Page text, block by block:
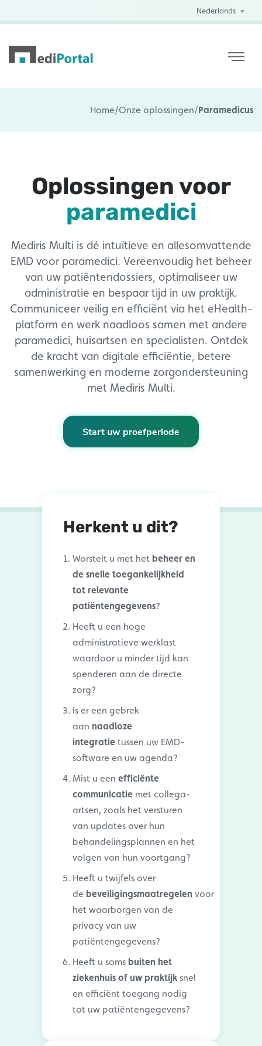
Nederlands
Home/Onze oplossingen/Paramedicus
Oplossingen voor
paramedici
Mediris Multi is dé intuïtieve en allesomvattende
EMD voor paramedici. Vereenvoudig het beheer
van uw patiëntendossiers, optimaliseer uw
administratie en bespaar tijd in uw praktijk.
Communiceer veilig en efficiënt via het eHealth-
platform en werk naadloos samen met andere
paramedici, huisartsen en specialisten. Ontdek
de kracht van digitale efficiëntie, betere
samenwerking en moderne zorgondersteuning
met Mediris Multi.
Start uw proefperiode
Herkent u dit?
Worstelt u met het beheer en
de snelle toegankelijkheid
tot relevante
patiëntengegevens?
Heeft u een hoge
administratieve werklast
waardoor u minder tijd kan
spenderen aan de directe
zorg?
Is er een gebrek
aan naadloze
integratie tussen uw EMD-
software en uw agenda?
Mist u een efficiënte
communicatie met collega-
artsen, zoals het versturen
van updates over hun
behandelingsplannen en het
volgen van hun voortgang?
Heeft u twijfels over
de beveiligingsmaatregelen voor
het waarborgen van de
privacy van uw
patiëntengegevens?
Heeft u soms buiten het
ziekenhuis of uw praktijk snel
en efficiënt toegang nodig
tot uw patiëntengegevens?